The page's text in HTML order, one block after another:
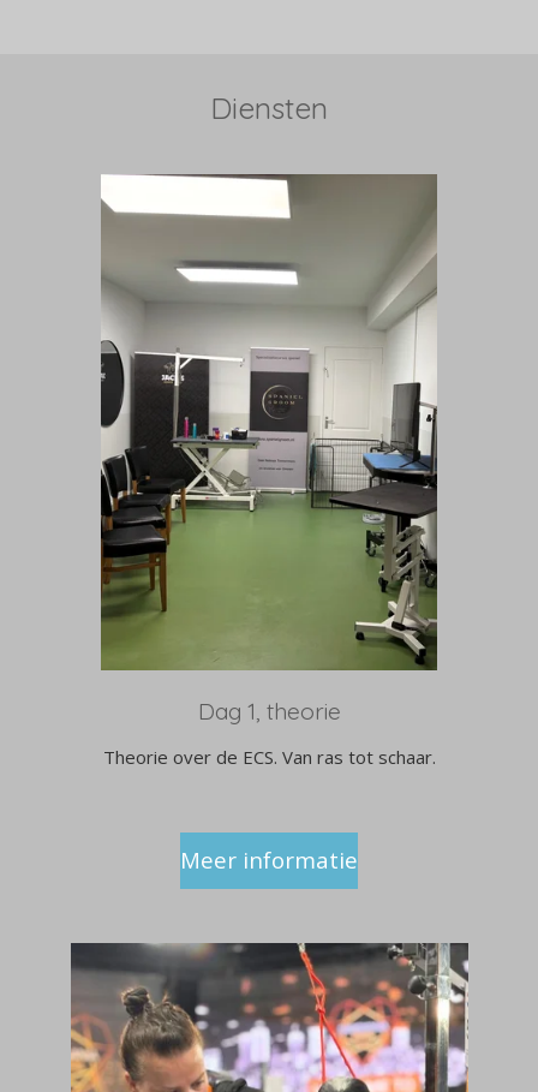
Diensten
Dag 1, theorie
Theorie over de ECS. Van ras tot schaar.
Meer informatie